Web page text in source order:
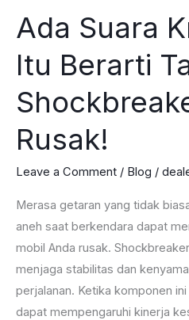
Ada Suara
Itu Berarti
Rusak!
Leave a Comment / Blog /
Merasa getaran yang tidak
aneh saat berkendara dapat
mobil Anda rusak.
menjaga stabilitas dan
perjalanan. Ketika komponen
dapat mempengaruhi kinerja